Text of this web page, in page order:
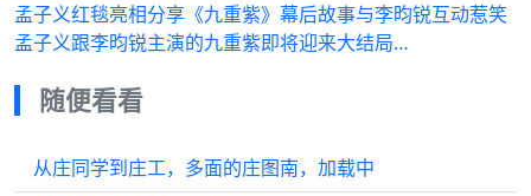
孟子义红毯亮相分享《九重紫》幕后故事与李昀锐互动惹笑
孟子义跟李昀锐主演的九重紫即将迎来大结局…
随便看看
从庄同学到庄工，多面的庄图南，加载中